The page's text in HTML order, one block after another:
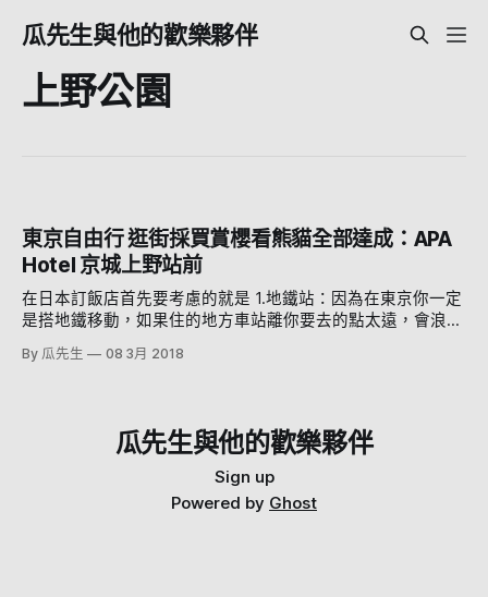
瓜先生與他的歡樂夥伴
上野公園
東京自由行 逛街採買賞櫻看熊貓全部達成：APA
Hotel 京城上野站前
在日本訂飯店首先要考慮的就是 1.地鐵站：因為在東京你一定
是搭地鐵移動，如果住的地方車站離你要去的點太遠，會浪費
很多車程時間 2.地鐵站離你的飯店距離：我覺得這超重要，因
為你一定會買很多東西(?)，所以把他扛回家的路程當然越短
離上野站比較近 (啊不然怎麼叫上野站) BUT 事情果然沒那麼
就在公園旁邊啊！！！ 而且還有無敵窗景啊！！！ 當然是要
訂京成上野站啦，價錢也不會差很多，但是景觀加倍 而且如
By 瓜先生 08 3月 2018
瓜先生與他的歡樂夥伴
Sign up
Powered by Ghost